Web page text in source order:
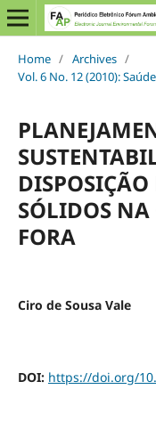
Home / Archives /
Vol. 6 No. 12 (2010):
SÓLIDOS NA
FORA
Ciro de Sousa Vale
DOI: https://doi.org/